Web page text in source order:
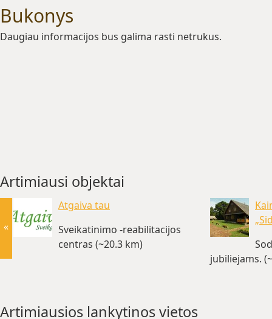
Bukonys
Daugiau informacijos bus galima rasti netrukus.
Artimiausi objektai
Atgaiva tau
Sveikatinimo -reabilitacijos
centras (~20.3 km)
jubiliejams.
«
Artimiausios lankytinos vietos